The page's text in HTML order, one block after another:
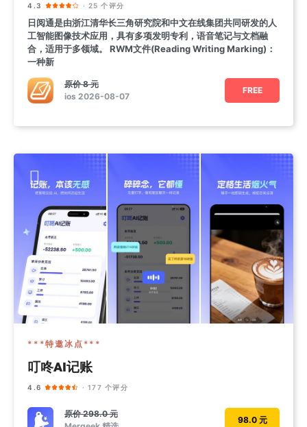
4.3 · 25 个评分
日阅通是由浙江清华长三角研究院和中文在线集团共同研发的人
工智能图像技术应用，具有多项发明专利，语音笔记与文档融
合，适用于多领域。 RWM文件(Reading Writing Marking)：
一种新
原价8 元
ios 2026-08-07
FREE
***特邀冰点***
叮咚AI记账
4.6 · 177 个评分
原价298.0 元
98.0 元